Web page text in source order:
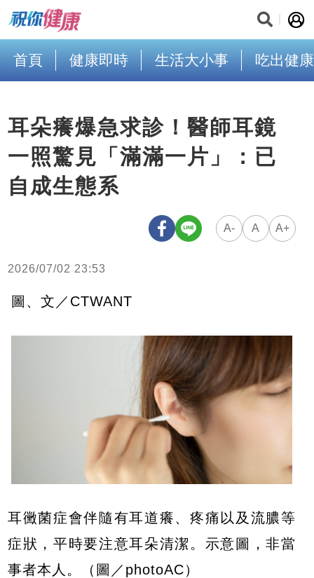
首頁 健康即時 生活大小事 吃出健康
耳朵癢爆急求診！醫師耳鏡
一照驚見「滿滿一片」：已
自成生態系
A- A A+
2026/07/02 23:53
圖、文／CTWANT
耳黴菌症會伴隨有耳道癢、疼痛以及流膿等
症狀，平時要注意耳朵清潔。示意圖，非當
事者本人。（圖／photoAC）